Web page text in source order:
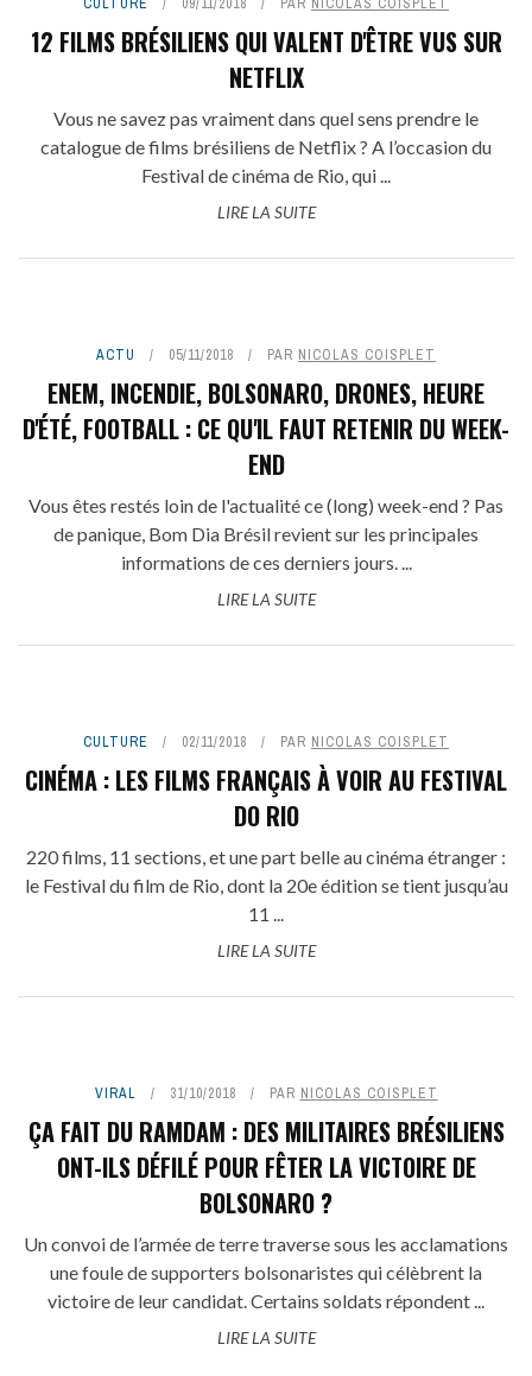
12 FILMS BRÉSILIENS QUI VALENT D'ÊTRE VUS SUR
NETFLIX
Vous ne savez pas vraiment dans quel sens prendre le
catalogue de films brésiliens de Netflix ? A l’occasion du
Festival de cinéma de Rio, qui ...
LIRE LA SUITE
ACTU 05/11/2018 PAR NICOLAS COISPLET
ENEM, INCENDIE, BOLSONARO, DRONES, HEURE
D'ÉTÉ, FOOTBALL : CE QU'IL FAUT RETENIR DU WEEK-
END
Vous êtes restés loin de l'actualité ce (long) week-end ? Pas
de panique, Bom Dia Brésil revient sur les principales
informations de ces derniers jours. ...
LIRE LA SUITE
CULTURE 02/11/2018 PAR NICOLAS COISPLET
CINÉMA : LES FILMS FRANÇAIS À VOIR AU FESTIVAL
DO RIO
220 films, 11 sections, et une part belle au cinéma étranger :
le Festival du film de Rio, dont la 20e édition se tient jusqu’au
11 ...
LIRE LA SUITE
VIRAL 31/10/2018 PAR NICOLAS COISPLET
ÇA FAIT DU RAMDAM : DES MILITAIRES BRÉSILIENS
ONT-ILS DÉFILÉ POUR FÊTER LA VICTOIRE DE
BOLSONARO ?
Un convoi de l’armée de terre traverse sous les acclamations
une foule de supporters bolsonaristes qui célèbrent la
victoire de leur candidat. Certains soldats répondent ...
LIRE LA SUITE